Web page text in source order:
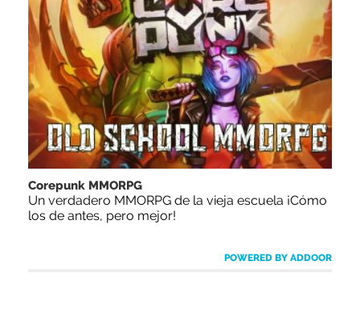
Corepunk MMORPG
Un verdadero MMORPG de la vieja escuela ¡Cómo
los de antes, pero mejor!
POWERED BY ADDOOR